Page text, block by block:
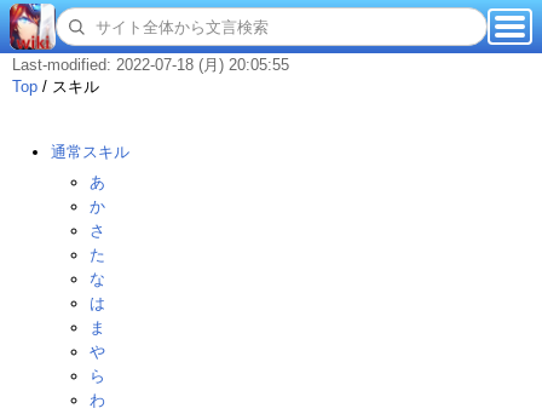
Last-modified: 2022-07-18 (月) 20:05:55
Top / スキル
通常スキル
あ
か
さ
た
な
は
ま
や
ら
わ